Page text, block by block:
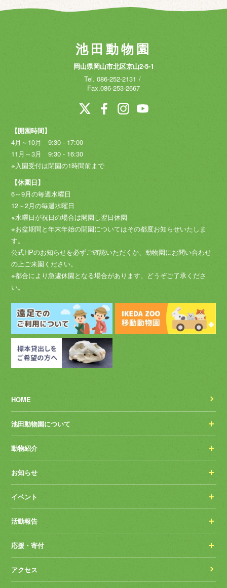
池田動物園
岡山県岡山市北区京山2-5-1
Tel. 086-252-2131
Fax.086-253-2667
【開園時間】
4月～10月 9:30 - 17:00
11月～3月 9:30 - 16:30
※入園受付は閉園の1時間前まで
【休園日】
6～9月の毎週水曜日
12～2月の毎週水曜日
※水曜日が祝日の場合は開園し翌日休園
※お盆期間と年末年始の開園についてはその都度お知らせいたしま
す。
公式HPのお知らせを必ずご確認いただくか、動物園にお問い合わせ
の上ご来園ください。
※都合により急遽休園となる場合があります、どうぞご了承くださ
い。
HOME
池田動物園について
動物紹介
お知らせ
イベント
活動報告
応援・寄付
アクセス